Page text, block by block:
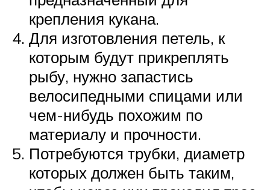
крепления кукана.
Для изготовления петель, к
которым будут прикреплять
рыбу, нужно запастись
велосипедными спицами или
чем-нибудь похожим по
материалу и прочности.
Потребуются трубки, диаметр
которых должен быть таким,